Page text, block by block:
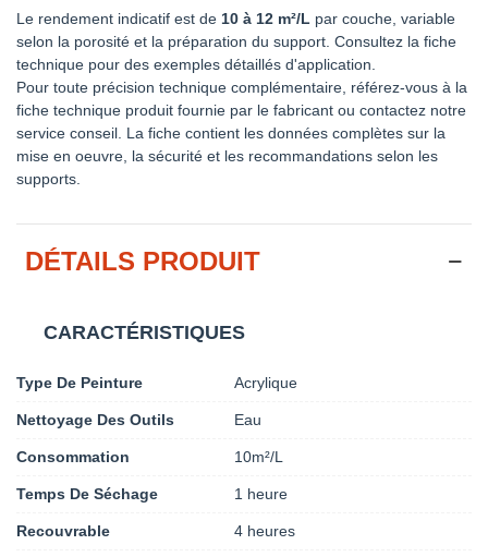
Le rendement indicatif est de 10 à 12 m²/L par couche, variable
selon la porosité et la préparation du support. Consultez la fiche
technique pour des exemples détaillés d'application.
Pour toute précision technique complémentaire, référez-vous à la
fiche technique produit fournie par le fabricant ou contactez notre
service conseil. La fiche contient les données complètes sur la
mise en oeuvre, la sécurité et les recommandations selon les
supports.
DÉTAILS PRODUIT
CARACTÉRISTIQUES
Type De Peinture Acrylique
Nettoyage Des Outils Eau
Consommation 10m²/L
Temps De Séchage 1 heure
Recouvrable 4 heures